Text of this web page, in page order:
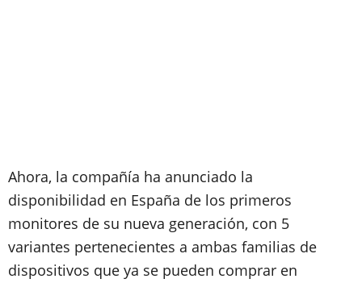
Ahora, la compañía ha anunciado la
disponibilidad en España de los primeros
monitores de su nueva generación, con 5
variantes pertenecientes a ambas familias de
dispositivos que ya se pueden comprar en